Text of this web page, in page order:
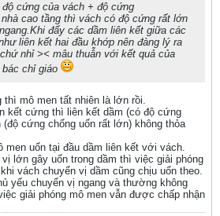
cứng của vách + độ cứng
cao tầng thì vách có độ cứng rất lớn
đấy các dầm liên kết giữa các
liên kết hai đầu khớp nên đàng lý ra
nhỉ >< mâu thuẫn với kết quả của
chỉ giáo
thì mô men tất nhiên là lớn rồi.
kết cứng thì liên kết dầm (có độ cứng
cứng chống uốn rất lớn) không thỏa
men uốn tại đầu dầm liên kết với vách.
lớn gây uốn trong dầm thì việc giải phóng
vách chuyển vị dầm cũng chịu uốn theo.
yếu chuyển vị ngang và thường không
giải phóng mô men vẫn được chấp nhận